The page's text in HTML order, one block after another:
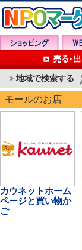
地域で検索する
モールのお店
カウネットホーム
ページと買い物か
ご